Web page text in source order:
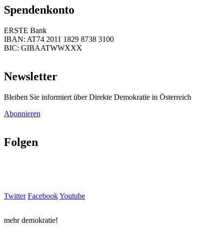
Spendenkonto
ERSTE Bank
IBAN: AT74 2011 1829 8738 3100
BIC: GIBAATWWXXX
Newsletter
Bleiben Sie informiert über Direkte Demokratie in Österreich
Abonnieren
Folgen
Twitter FacebookYoutube
mehr demokratie!